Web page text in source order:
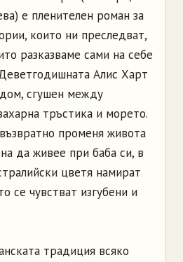
е пленителен роман за
които ни преследват,
разказваме сами на себе
Алис Харт
сгушен между
тръстика и морето.
променя живота
да живее при баба си, в
цветя намират
се чувстват изгубени и
традиция всяко